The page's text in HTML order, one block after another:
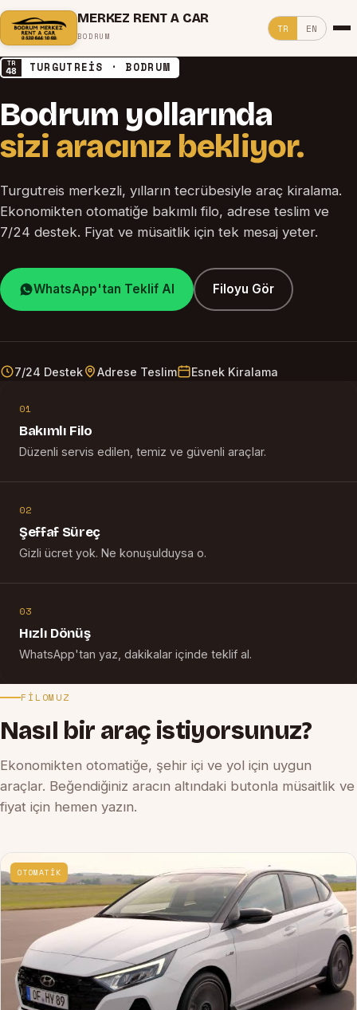
MERKEZ RENT A CAR
BODRUM
TR EN
TR
48 TURGUTREİS · BODRUM
Bodrum yollarında
sizi aracınız bekliyor.
Turgutreis merkezli, yılların tecrübesiyle araç kiralama.
Ekonomikten otomatiğe bakımlı filo, adrese teslim ve
7/24 destek. Fiyat ve müsaitlik için tek mesaj yeter.
WhatsApp'tan Teklif Al Filoyu Gör
7/24 Destek Adrese Teslim Esnek Kiralama
01
Bakımlı Filo
Düzenli servis edilen, temiz ve güvenli araçlar.
02
Şeffaf Süreç
Gizli ücret yok. Ne konuşulduysa o.
03
Hızlı Dönüş
WhatsApp'tan yaz, dakikalar içinde teklif al.
FILOMUZ
Nasıl bir araç istiyorsunuz?
Ekonomikten otomatiğe, şehir içi ve yol için uygun
araçlar. Beğendiğiniz aracın altındaki butonla müsaitlik ve
fiyat için hemen yazın.
OTOMATİK